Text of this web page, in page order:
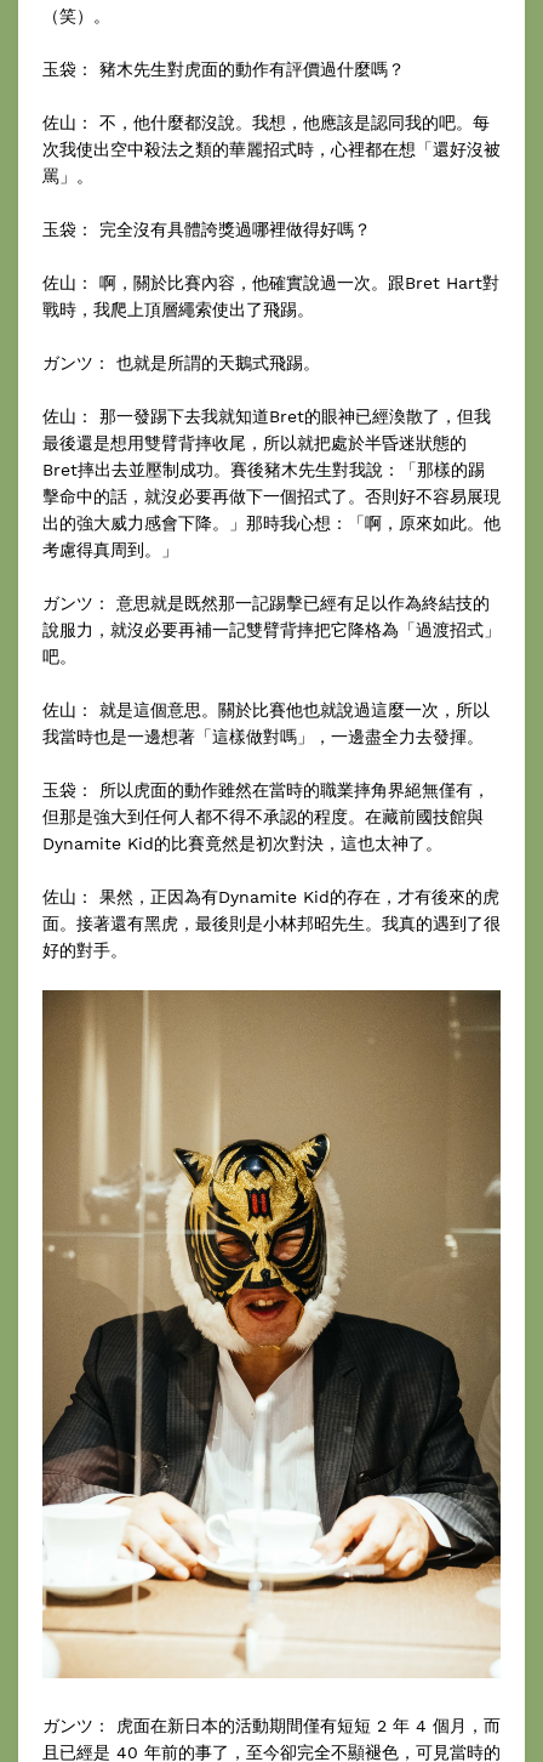
（笑）。
玉袋： 豬木先生對虎面的動作有評價過什麼嗎？
佐山： 不，他什麼都沒說。我想，他應該是認同我的吧。每
次我使出空中殺法之類的華麗招式時，心裡都在想「還好沒被
罵」。
玉袋： 完全沒有具體誇獎過哪裡做得好嗎？
佐山： 啊，關於比賽內容，他確實說過一次。跟Bret Hart對
戰時，我爬上頂層繩索使出了飛踢。
ガンツ： 也就是所謂的天鵝式飛踢。
佐山： 那一發踢下去我就知道Bret的眼神已經渙散了，但我
最後還是想用雙臂背摔收尾，所以就把處於半昏迷狀態的
Bret摔出去並壓制成功。賽後豬木先生對我說：「那樣的踢
擊命中的話，就沒必要再做下一個招式了。否則好不容易展現
出的強大威力感會下降。」那時我心想：「啊，原來如此。他
考慮得真周到。」
ガンツ： 意思就是既然那一記踢擊已經有足以作為終結技的
說服力，就沒必要再補一記雙臂背摔把它降格為「過渡招式」
吧。
佐山： 就是這個意思。關於比賽他也就說過這麼一次，所以
我當時也是一邊想著「這樣做對嗎」，一邊盡全力去發揮。
玉袋： 所以虎面的動作雖然在當時的職業摔角界絕無僅有，
但那是強大到任何人都不得不承認的程度。在藏前國技館與
Dynamite Kid的比賽竟然是初次對決，這也太神了。
佐山： 果然，正因為有Dynamite Kid的存在，才有後來的虎
面。接著還有黑虎，最後則是小林邦昭先生。我真的遇到了很
好的對手。
ガンツ： 虎面在新日本的活動期間僅有短短 2 年 4 個月，而
且已經是 40 年前的事了，至今卻完全不顯褪色，可見當時的